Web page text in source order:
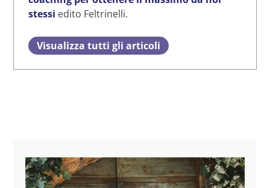
stessi edito Feltrinelli.
Visualizza tutti gli articoli